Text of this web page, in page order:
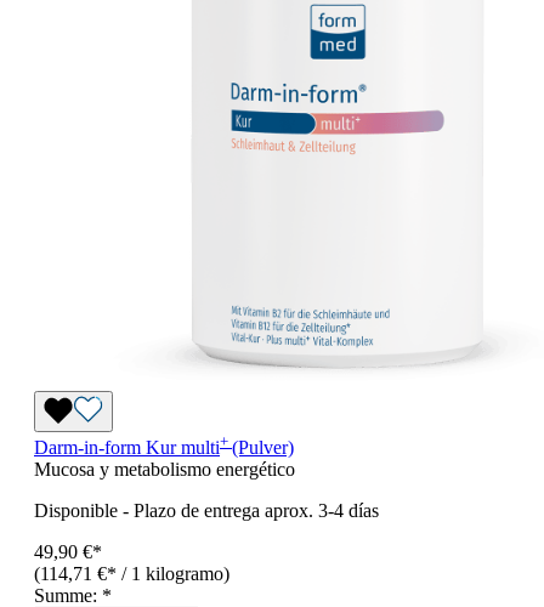
Darm-in-form Kurmulti+ (Pulver)
Mucosa y metabolismo energético
Disponible - Plazo de entrega aprox. 3-4 días
49,90 €*
(114,71 €* / 1 kilogramo)
Summe: *